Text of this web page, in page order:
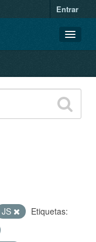
Entrar
JS
Etiquetas: